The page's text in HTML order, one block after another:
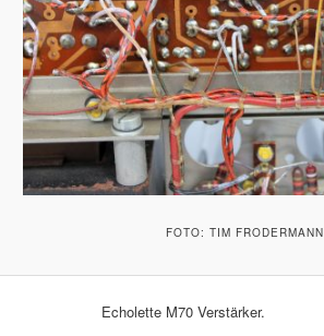
FOTO: TIM FRODERMANN
Echolette M70 Verstärker.